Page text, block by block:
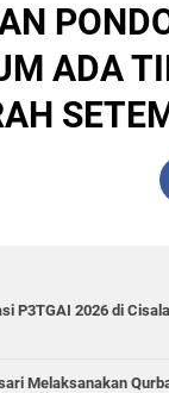
ADA
P3TGAI 2026 di
Melaksanakan